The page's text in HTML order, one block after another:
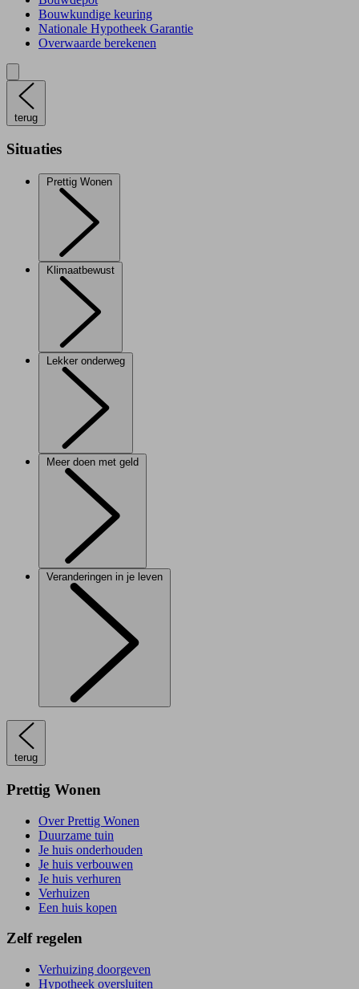
Bouwkundige keuring
Nationale Hypotheek Garantie
Overwaarde berekenen
terug
Situaties
Prettig Wonen
Klimaatbewust
Lekker onderweg
Meer doen met geld
Veranderingen in je leven
terug
Prettig Wonen
Over Prettig Wonen
Duurzame tuin
Je huis onderhouden
Je huis verbouwen
Je huis verhuren
Verhuizen
Een huis kopen
Zelf regelen
Verhuizing doorgeven
Hypotheek oversluiten